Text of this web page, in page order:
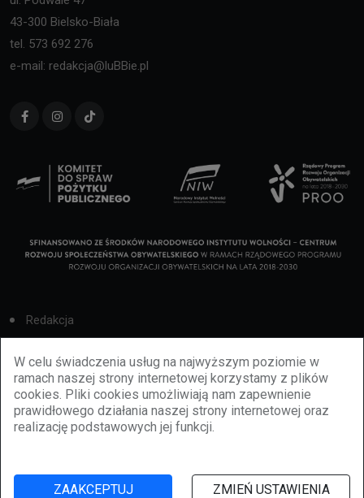
W celu świadczenia usług na najwyższym poziomie w
ramach naszej strony internetowej korzystamy z plików
cookies. Pliki cookies umożliwiają nam zapewnienie
prawidłowego działania naszej strony internetowej oraz
realizację podstawowych jej funkcji.
ZAAKCEPTUJ ZMIEŃ USTAWIENIA
43-300 Bielsko-Biała
tel. 573 692 276
e-mail: redakcja@luBBie.pl
Redakcja
Cookies
Reklama
BBiletomania